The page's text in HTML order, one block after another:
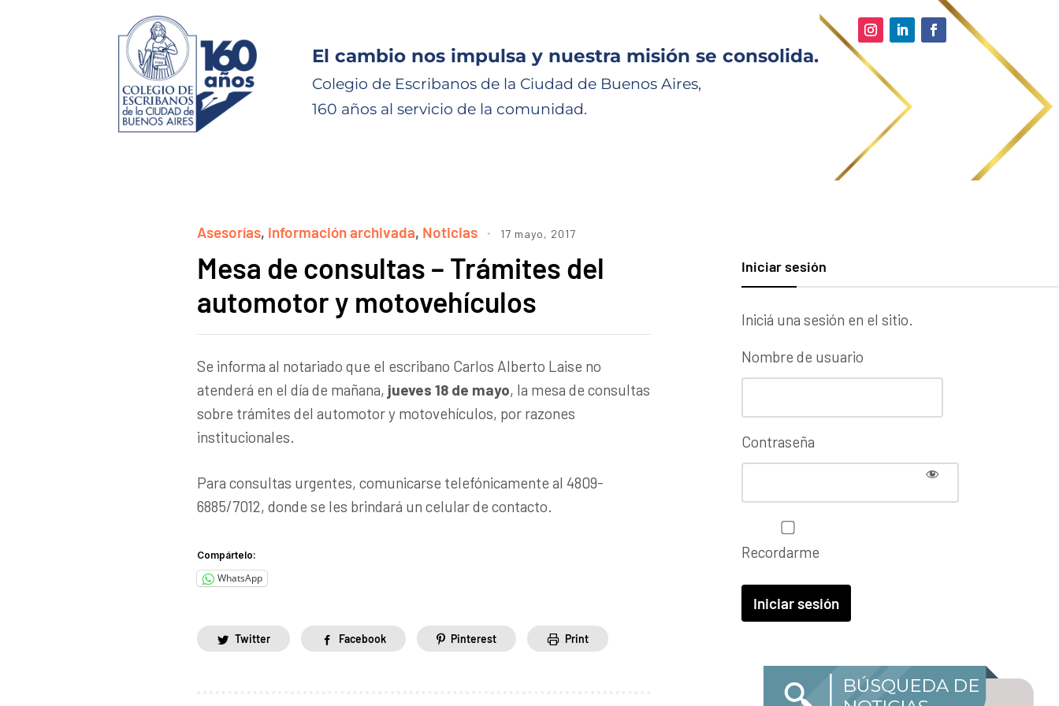
El cambio nos impulsa y nuestra misión se consolida.
Colegio de Escribanos de la Ciudad de Buenos Aires,
160 años al servicio de la comunidad.
Asesorías, información archivada, Noticias 17 mayo, 2017
Mesa de consultas – Trámites del
automotor y motovehículos
Se informa al notariado que el escribano Carlos Alberto Laise no
atenderá en el día de mañana, jueves 18 de mayo, la mesa de consultas
sobre trámites del automotor y motovehículos, por razones
institucionales.
Para consultas urgentes, comunicarse telefónicamente al 4809-
6885/7012, donde se les brindará un celular de contacto.
Compártelo:
WhatsApp
Twitter Facebook Pinterest Print
Iniciar sesión
Iniciá una sesión en el sitio.
Nombre de usuario
Contraseña
Recordarme